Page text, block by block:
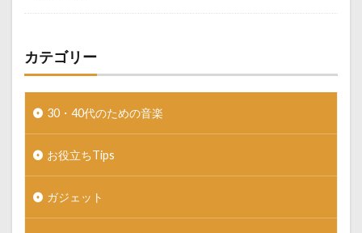
カテゴリー
30・40代のための音楽
お役立ちTips
ガジェット